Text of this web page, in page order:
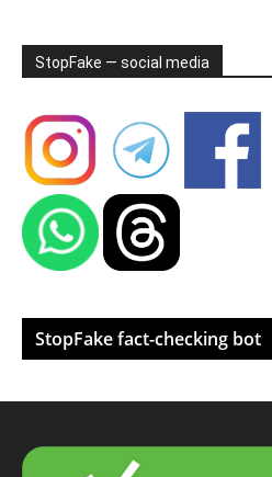
StopFake — social media
StopFake fact-checking bot